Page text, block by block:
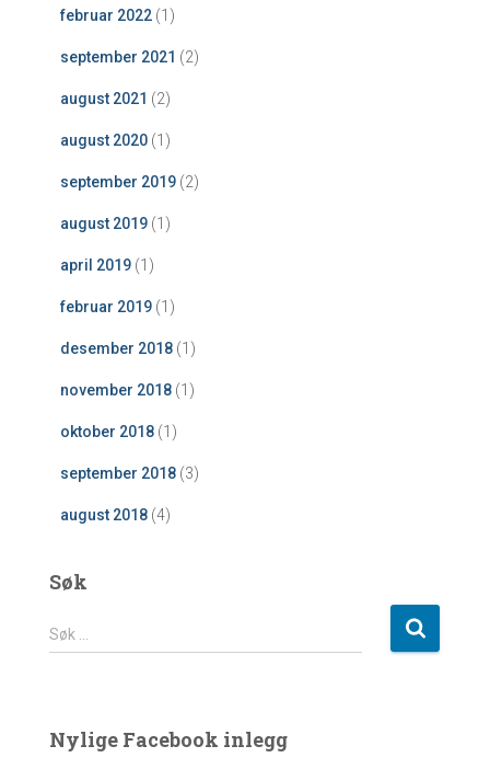
februar 2022 (1)
september 2021 (2)
august 2021 (2)
august 2020 (1)
september 2019 (2)
august 2019 (1)
april 2019 (1)
februar 2019 (1)
desember 2018 (1)
november 2018 (1)
oktober 2018 (1)
september 2018 (3)
august 2018 (4)
Søk
S
ø
t
Søk …
Nylige Facebook inlegg